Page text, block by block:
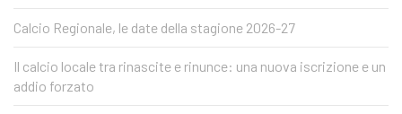
Calcio Regionale, le date della stagione 2026-27
Il calcio locale tra rinascite e rinunce: una nuova iscrizione e un
addio forzato